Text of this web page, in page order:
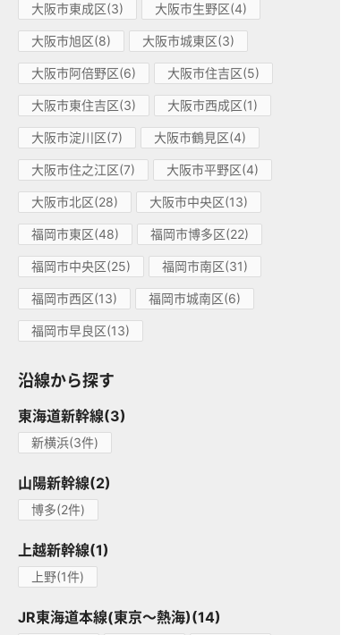
大阪市東成区(3) 大阪市生野区(4)
大阪市旭区(8) 大阪市城東区(3)
大阪市阿倍野区(6) 大阪市住吉区(5)
大阪市東住吉区(3) 大阪市西成区(1)
大阪市淀川区(7) 大阪市鶴見区(4)
大阪市住之江区(7) 大阪市平野区(4)
大阪市北区(28) 大阪市中央区(13)
福岡市東区(48) 福岡市博多区(22)
福岡市中央区(25) 福岡市南区(31)
福岡市西区(13) 福岡市城南区(6)
福岡市早良区(13)
沿線から探す
東海道新幹線(3)
新横浜(3件)
山陽新幹線(2)
博多(2件)
上越新幹線(1)
上野(1件)
JR東海道本線(東京～熱海)(14)